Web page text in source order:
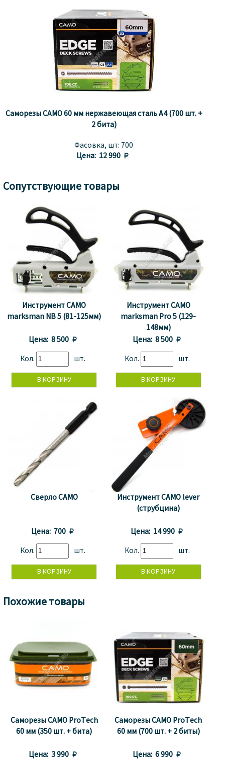
Саморезы CAMO 60 мм нержавеющая сталь A4 (700 шт. +
2 бита)
Фасовка, шт: 700
Цена: 12 990 
Сопутствующие товары
Инструмент CAMO
marksman NB 5 (81-125мм)
Цена: 8 500 
Кол. шт.
Инструмент CAMO
marksman Pro 5 (129-
148мм)
Цена: 8 500 
Кол. шт.
Сверло CAMO
Цена: 700 
Кол. шт.
Инструмент CAMO lever
(струбцина)
Цена: 14 990 
Кол. шт.
Похожие товары
Саморезы CAMO ProTech
60 мм (350 шт. + бита)
Цена: 3 990 
Саморезы CAMO ProTech
60 мм (700 шт. + 2 биты)
Цена: 6 990 